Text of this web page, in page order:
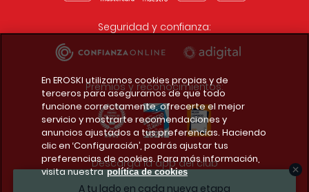
A tu lado en cada nueva etapa
Seguridad y confianza:
Premios y reconocimientos:
Descarga la app del club
En EROSKI utilizamos cookies propias y de
terceros para asegurarnos de que todo
funcione correctamente, ofrecerte el mejor
servicio y mostrarte recomendaciones y
anuncios ajustados a tus preferencias. Haciendo
clic en ‘Configuración’, podrás ajustar tus
preferencias de cookies. Para más información,
visita nuestra política de cookies